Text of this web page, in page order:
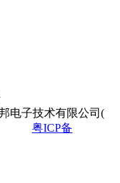
电子技术有限公司(
计 粤ICP备